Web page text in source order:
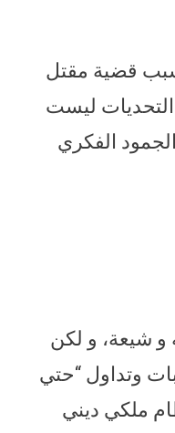
قضية مقتل
التحديات ليست
الفكري
و شيعة، و لكن
وتداول “حتي
ملكي ديني